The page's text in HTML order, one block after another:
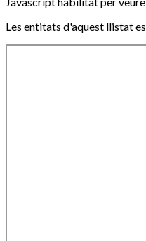
Les entitats d'aquest llistat